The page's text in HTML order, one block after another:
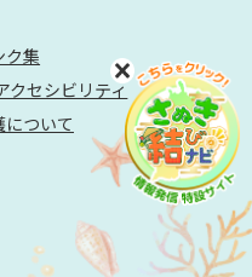
ク集
クセシビリティ
ついて